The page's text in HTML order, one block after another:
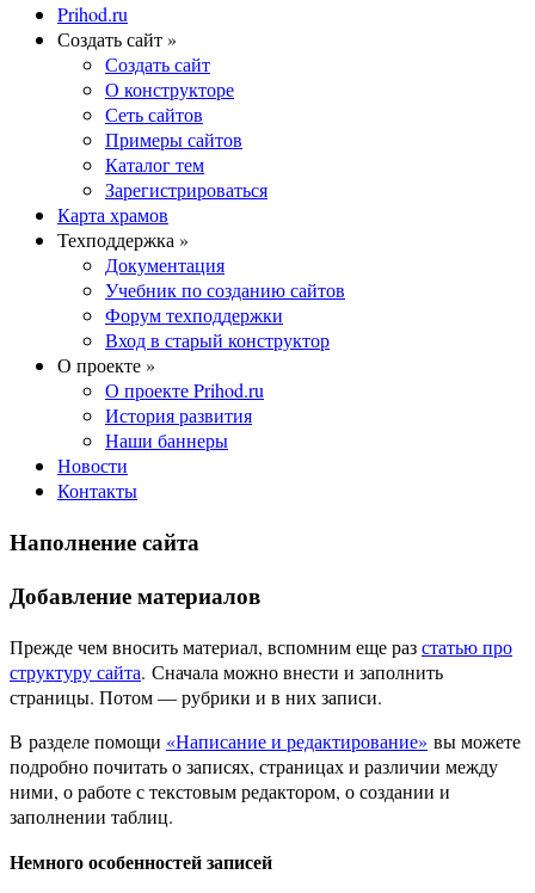
Prihod.ru
Создать сайт »
Создать сайт
О конструкторе
Сеть сайтов
Примеры сайтов
Каталог тем
Зарегистрироваться
Карта храмов
Техподдержка »
Документация
Учебник по созданию сайтов
Форум техподдержки
Вход в старый конструктор
О проекте »
О проекте Prihod.ru
История развития
Наши баннеры
Новости
Контакты
Наполнение сайта
Добавление материалов
Прежде чем вносить материал, вспомним еще разстатью про
структуру сайта. Сначала можно внести и заполнить
страницы. Потом — рубрики и в них записи.
В разделе помощи «Написание и редактирование» вы можете
подробно почитать о записях, страницах и различии между
ними, о работе с текстовым редактором, о создании и
заполнении таблиц.
Немного особенностей записей